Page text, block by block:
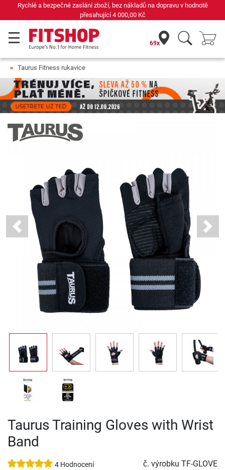
Rychlé a bezpečné zaslání zboží, bez nákladů na dopravu v hodnotě
přesahující4 000,00 Kč
69x
Taurus Fitness rukavice
Previous Next
Taurus Training Gloves with Wrist
Band
4 Hodnocení č. výrobku TF-GLOVE